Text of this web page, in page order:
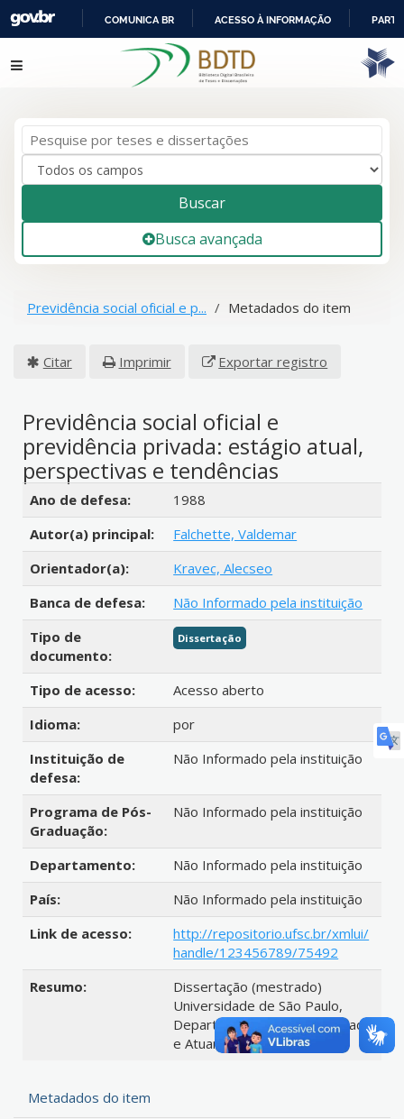
IR
PARA
COMUNICA BR ACESSO À INFORMAÇÃO
Pular para o conteúdo
Buscar
Busca avançada
Previdência social oficial e p... Metadados do item
Citar Imprimir Exportar registro
Previdência social oficial e
previdência privada: estágio atual,
perspectivas e tendências
Detalhes bibliográficos
Ano de defesa:
1988
Autor(a) principal:
Falchette, Valdemar
Orientador(a):
Kravec, Alecseo
Banca de defesa:
Não Informado pela instituição
Tipo de
documento:
Dissertação
Tipo de acesso:
Acesso aberto
Idioma:
por
Instituição de
defesa:
Não Informado pela instituição
Programa de Pós-
Graduação:
Não Informado pela instituição
Departamento:
Não Informado pela instituição
País:
Não Informado pela instituição
Link de acesso:
http://repositorio.ufsc.br/xmlui/
handle/123456789/75492
Resumo:
Dissertação (mestrado)
Universidade de São Paulo,
Departamento de Contabilidade
e Atuaria, 1988
Metadados do item